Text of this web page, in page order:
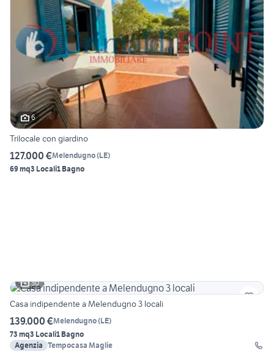
6
Trilocale con giardino
127.000 €Melendugno(LE)
69 mq3 Locali1 Bagno
30
Casa indipendente a Melendugno 3 locali
139.000 €Melendugno(LE)
73 mq3 Locali1 Bagno
Agenzia Tempocasa Maglie